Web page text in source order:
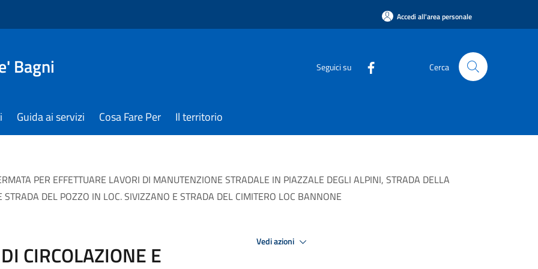
Accedi all'area personale
Bagni Seguici su Cerca
Guida ai servizi Cosa Fare Per Il territorio
PER EFFETTUARE LAVORI DI MANUTENZIONE STRADALE IN PIAZZALE DEGLI ALPINI, STRADA DELLA
DEL POZZO IN LOC. SIVIZZANO E STRADA DEL CIMITERO LOC BANNONE
CIRCOLAZIONE E
Vedi azioni